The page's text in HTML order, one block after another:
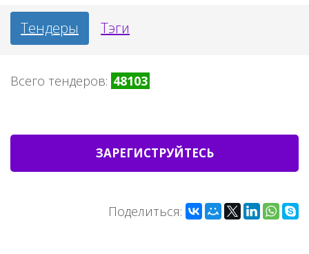
Тендеры Тэги
Всего тендеров: 48103
ЗАРЕГИСТРУЙТЕСЬ
Поделиться: